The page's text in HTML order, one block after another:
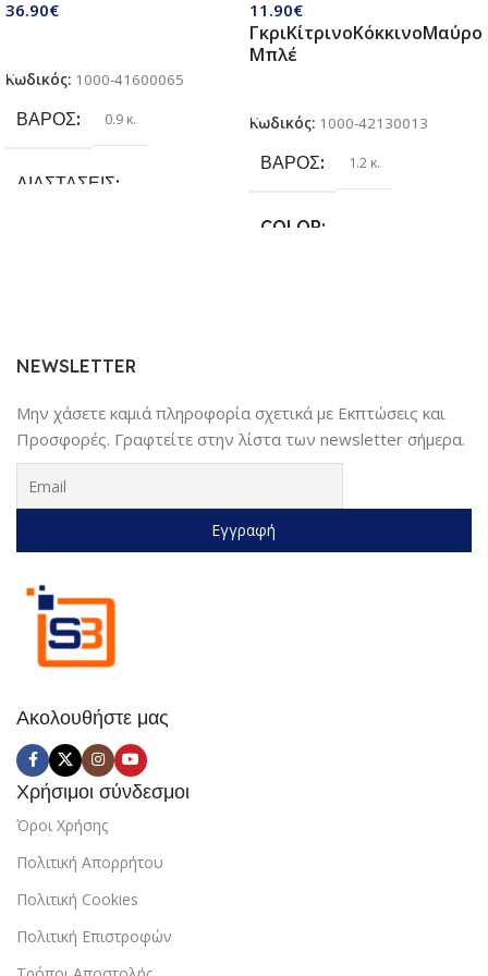
τσάντα φασολιών,
για παιδιά 3 + ετών
36.90€
Κωδικός: 1000-41600065
ΒΆΡΟΣ 0.9 κ.
ΔΙΑΣΤΆΣΕΙΣ
Sundaymot
11.90€
ΓκριΚίτρινοΚόκκινοΜαύρο
Μπλέ
Κωδικός: 1000-42130013
ΒΆΡΟΣ 1.2 κ.
COLOR
Ακολουθήστε μας
Χρήσιμοι σύνδεσμοι
Όροι Χρήσης
Πολιτική Απορρήτου
Πολιτική Cookies
Πολιτική Επιστροφών
NEWSLETTER
Μην χάσετε καμιά πληροφορία σχετικά με Εκπτώσεις και
Προσφορές. Γραφτείτε στην λίστα των newsletter σήμερα.